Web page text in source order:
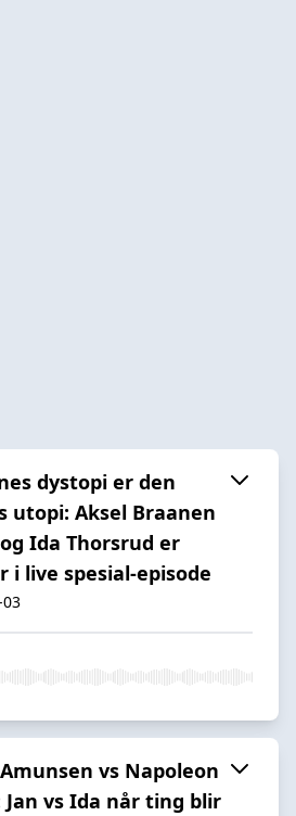
dystopi er den
utopi: Aksel Braanen
Ida Thorsrud er
i live spesial-episode
vs Napoleon
Jan vs Ida når ting blir